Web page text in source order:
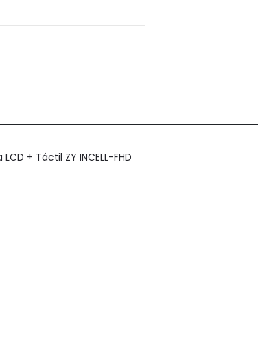
+ Táctil ZY INCELL-FHD